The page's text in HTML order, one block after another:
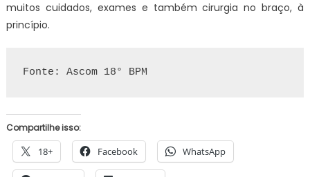
muitos cuidados, exames e também cirurgia no braço, à
princípio.
Fonte: Ascom 18° BPM
Compartilhe isso:
18+ Facebook WhatsApp